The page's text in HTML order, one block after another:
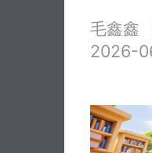
毛鑫鑫
2026-